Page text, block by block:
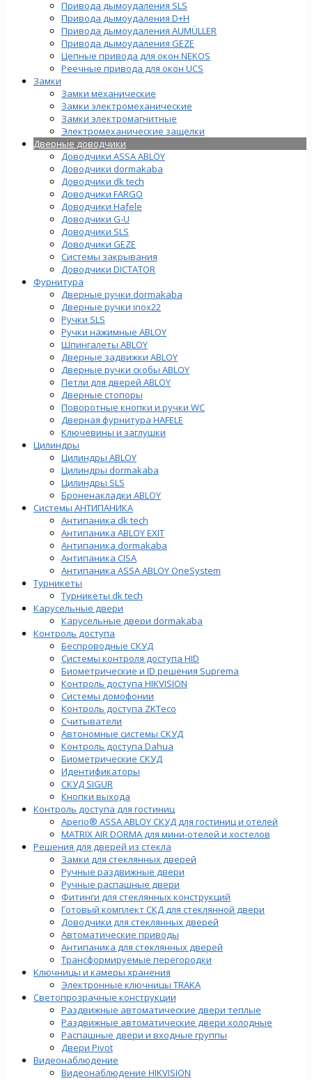
Привода дымоудаления SLS
Привода дымоудаления D+H
Привода дымоудаления AUMÜLLER
Привода дымоудаления GEZE
Цепные привода для окон NEKOS
Реечные привода для окон UСS
Замки
Замки механические
Замки электромеханические
Замки электромагнитные
Электромеханические защелки
Дверные доводчики
Доводчики ASSA ABLOY
Доводчики dormakaba
Доводчики dk tech
Доводчики FARGO
Доводчики Hafele
Доводчики G-U
Доводчики SLS
Доводчики GEZE
Cистемы закрывания
Доводчики DICTATOR
Фурнитура
Дверные ручки dormakaba
Дверные ручки inox22
Ручки SLS
Ручки нажимные ABLOY
Шпингалеты ABLOY
Дверные задвижки ABLOY
Дверные ручки скобы ABLOY
Петли для дверей ABLOY
Дверные стопоры
Поворотные кнопки и ручки WC
Дверная фурнитура HAFELE
Ключевины и заглушки
Цилиндры
Цилиндры ABLOY
Цилиндры dormakaba
Цилиндры SLS
Броненакладки ABLOY
Системы АНТИПАНИКА
Антипаника dk tech
Антипаника ABLOY EXIT
Антипаника dormakaba
Антипаника СISA
Антипаника ASSA ABLOY OneSystem
Турникеты
Турникеты dk tech
Карусельные двери
Карусельные двери dormakaba
Контроль доступа
Беспроводные СКУД
Системы контроля доступа HID
Биометрические и ID решения Suprema
Контроль доступа HIKVISION
Системы домофонии
Контроль доступа ZKTeco
Считыватели
Автономные системы СКУД
Контроль доступа Dahua
Биометрические СКУД
Идентификаторы
СКУД SIGUR
Кнопки выхода
Контроль доступа для гостиниц
Aperio® ASSA ABLOY СКУД для гостиниц и отелей
MATRIX AIR DORMA для мини-отелей и хостелов
Решения для дверей из стекла
Замки для стеклянных дверей
Ручные раздвижные двери
Ручные распашные двери
Фитинги для стеклянных конструкций
Готовый комплект СКД для стеклянной двери
Доводчики для стеклянных дверей
Автоматические приводы
Антипаника для стеклянных дверей
Трансформируемые перегородки
Ключницы и камеры хранения
Электронные ключницы TRAKA
Светопрозрачные конструкции
Раздвижные автоматические двери теплые
Раздвижные автоматические двери холодные
Распашные двери и входные группы
Двери Pivot
Видеонаблюдение
Видеонаблюдение HIKVISION